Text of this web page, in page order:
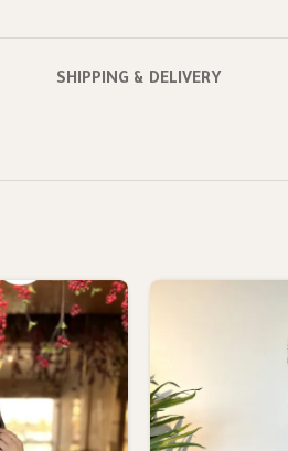
SHIPPING & DELIVERY